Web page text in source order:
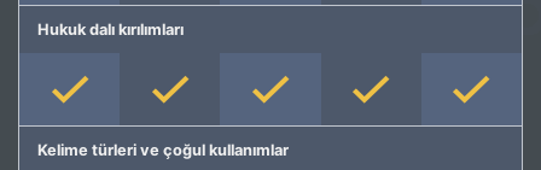
Hukuk dalı kırılımları
Kelime türleri ve çoğul kullanımlar